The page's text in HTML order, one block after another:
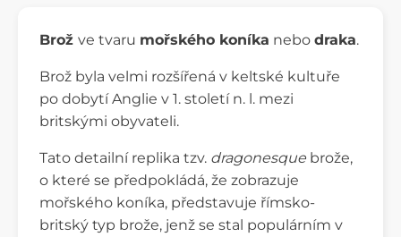
Brož ve tvaru mořského koníka nebo draka.
Brož byla velmi rozšířená v keltské kultuře
po dobytí Anglie v 1. století n. l. mezi
britskými obyvateli.
Tato detailní replika tzv. dragonesque brože,
o které se předpokládá, že zobrazuje
mořského koníka, představuje římsko-
britský typ brože, jenž se stal populárním v